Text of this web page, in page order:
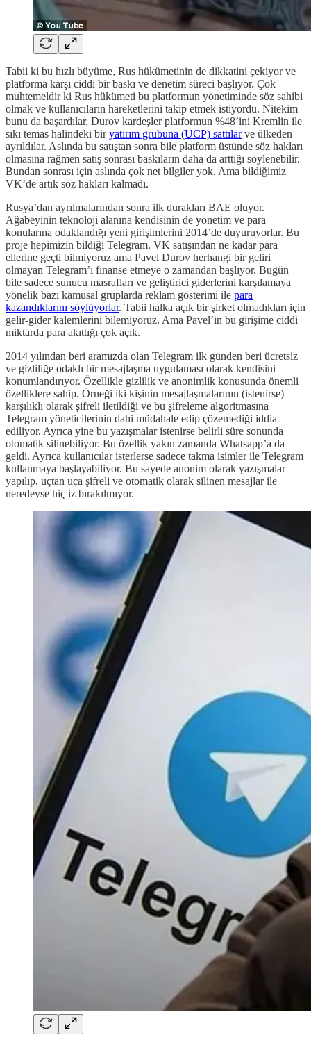
Tabii ki bu hızlı büyüme, Rus hükümetinin de dikkatini çekiyor ve
platforma karşı ciddi bir baskı ve denetim süreci başlıyor. Çok
muhtemeldir ki Rus hükümeti bu platformun yönetiminde söz sahibi
olmak ve kullanıcıların hareketlerini takip etmek istiyordu. Nitekim
bunu da başardılar. Durov kardeşler platformun %48’ini Kremlin ile
sıkı temas halindeki biryatırım grubuna (UCP) sattılarve ülkeden
ayrıldılar. Aslında bu satıştan sonra bile platform üstünde söz hakları
olmasına rağmen satış sonrası baskıların daha da arttığı söylenebilir.
Bundan sonrası için aslında çok net bilgiler yok. Ama bildiğimiz
VK’de artık söz hakları kalmadı.
Rusya’dan ayrılmalarından sonra ilk durakları BAE oluyor.
Ağabeyinin teknoloji alanına kendisinin de yönetim ve para
konularına odaklandığı yeni girişimlerini 2014’de duyuruyorlar. Bu
proje hepimizin bildiği Telegram. VK satışından ne kadar para
ellerine geçti bilmiyoruz ama Pavel Durov herhangi bir geliri
olmayan Telegram’ı finanse etmeye o zamandan başlıyor. Bugün
bile sadece sunucu masrafları ve geliştirici giderlerini karşılamaya
yönelik bazı kamusal gruplarda reklam gösterimi ile para
kazandıklarını söylüyorlar. Tabii halka açık bir şirket olmadıkları için
gelir-gider kalemlerini bilemiyoruz. Ama Pavel’in bu girişime ciddi
miktarda para akıttığı çok açık.
2014 yılından beri aramızda olan Telegram ilk günden beri ücretsiz
ve gizliliğe odaklı bir mesajlaşma uygulaması olarak kendisini
konumlandırıyor. Özellikle gizlilik ve anonimlik konusunda önemli
özelliklere sahip. Örneği iki kişinin mesajlaşmalarının (istenirse)
karşılıklı olarak şifreli iletildiği ve bu şifreleme algoritmasına
Telegram yöneticilerinin dahi müdahale edip çözemediği iddia
ediliyor. Ayrıca yine bu yazışmalar istenirse belirli süre sonunda
otomatik silinebiliyor. Bu özellik yakın zamanda Whatsapp’a da
geldi. Ayrıca kullanıcılar isterlerse sadece takma isimler ile Telegram
kullanmaya başlayabiliyor. Bu sayede anonim olarak yazışmalar
yapılıp, uçtan uca şifreli ve otomatik olarak silinen mesajlar ile
neredeyse hiç iz bırakılmıyor.